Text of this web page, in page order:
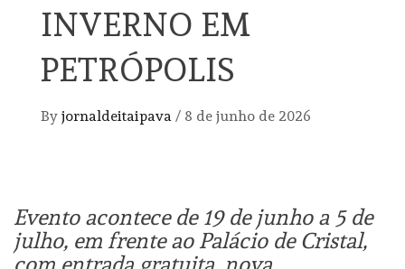
INVERNO EM
PETRÓPOLIS
By jornaldeitaipava / 8 de junho de 2026
Evento acontece de 19 de junho a 5 de
julho, em frente ao Palácio de Cristal,